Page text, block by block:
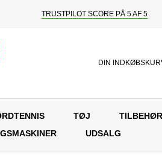
TRUSTPILOT SCORE PÅ 5 AF 5
DIN
TØJ TILBEHØR
UDSALG